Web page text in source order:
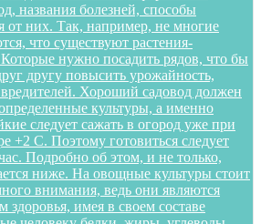
названия болезней, способы
от них. Так, например, не многие
что существуют растения-
нужно посадить рядов, что бы
другу повысить урожайность,
Хороший садовод должен
культуры, а именно
следует сажать в огород уже при
+2 С. Поэтому готовиться следует
Подробно об этом, и не только,
ниже. На овощные культуры стоит
внимания, ведь они являются
здоровья, имея в своем составе